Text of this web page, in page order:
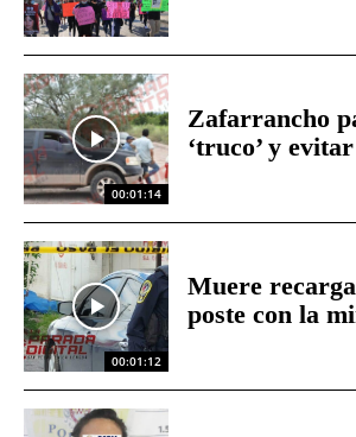
00:01:14
Zafarrancho
‘truco’ y
00:01:12
Muere
poste con la